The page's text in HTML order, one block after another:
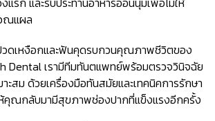
ณแผล
วดเหงือกและฟันคุดรบกวนคุณภาพชีวิตของ
เรามีทีมทันตแพทย์พร้อมตรวจวินิจฉัย
าะสม ด้วยเครื่องมือทันสมัยและเทคนิคการรักษา
คุณกลับมามีสุขภาพช่องปากที่แข็งแรงอีกครั้ง